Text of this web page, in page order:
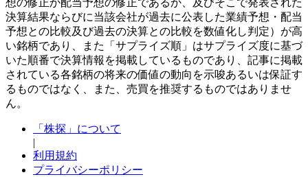
想の修正か配当予想の修正であるか、及びそこで発表された
決算結果ならびに当該会社が過去に公表した業績予想・配当
予想との比較及び過去の決算との比較を数値化し判定）が高
い銘柄であり、また「サプライズ順」はサプライズ度に基づ
いた順番で決算情報を掲載しているものであり、記事に掲載
されている各銘柄の将来の価値の動向を示唆あるいは保証す
るものではなく、また、売買を推奨するものではありませ
ん。
「株探」について
|
利用規約
プライバシーポリシー